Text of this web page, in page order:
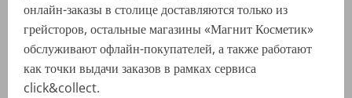
онлайн-заказы в столице доставляются только из
грейсторов, остальные магазины «Магнит Косметик»
обслуживают офлайн-покупателей, а также работают
как точки выдачи заказов в рамках сервиса
click&collect.